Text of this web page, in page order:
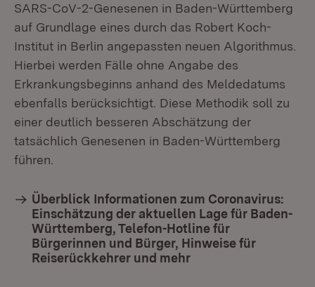
SARS-CoV-2-Genesenen in Baden-Württemberg
auf Grundlage eines durch das Robert Koch-
Institut in Berlin angepassten neuen Algorithmus.
Hierbei werden Fälle ohne Angabe des
Erkrankungsbeginns anhand des Meldedatums
ebenfalls berücksichtigt. Diese Methodik soll zu
einer deutlich besseren Abschätzung der
tatsächlich Genesenen in Baden-Württemberg
führen.
Überblick Informationen zum Coronavirus:
Einschätzung der aktuellen Lage für Baden-
Württemberg, Telefon-Hotline für
Bürgerinnen und Bürger, Hinweise für
Reiserückkehrer und mehr